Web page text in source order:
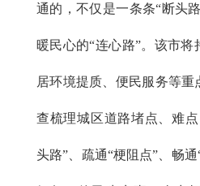
通的，不仅是一条条“断头
暖民心的“连心路”。该市将
居环境提质、便民服务等
查梳理城区道路堵点、难
头路”、疏通“梗阻点”、畅